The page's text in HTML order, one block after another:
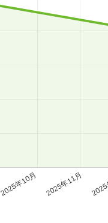
2025年10月 2025年11月